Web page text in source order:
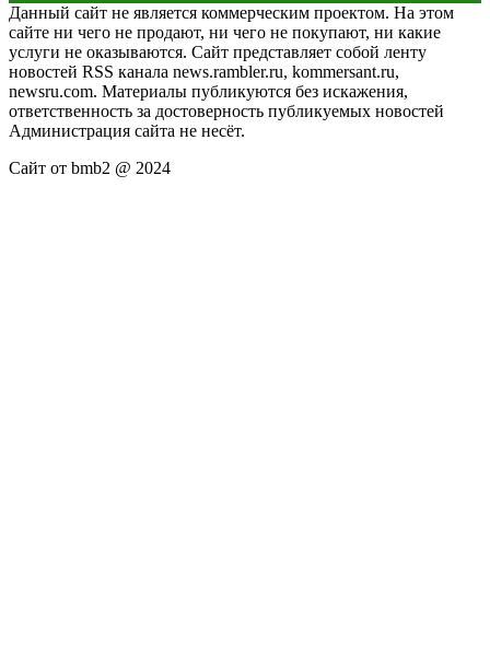
Данный сайт не является коммерческим проектом. На этом
сайте ни чего не продают, ни чего не покупают, ни какие
услуги не оказываются. Сайт представляет собой ленту
новостей RSS канала news.rambler.ru, kommersant.ru,
newsru.com. Материалы публикуются без искажения,
ответственность за достоверность публикуемых новостей
Администрация сайта не несёт.
Сайт от bmb2 @ 2024